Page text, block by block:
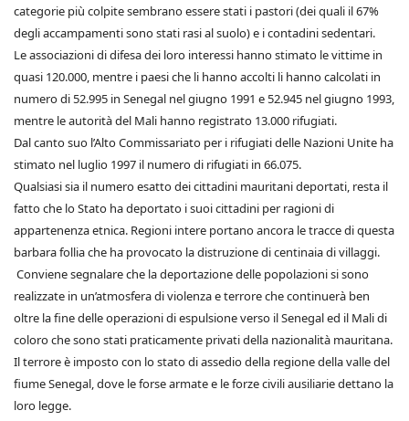
categorie più colpite sembrano essere stati i pastori (dei quali il 67%
degli accampamenti sono stati rasi al suolo) e i contadini sedentari.
Le associazioni di difesa dei loro interessi hanno stimato le vittime in
quasi 120.000, mentre i paesi che li hanno accolti li hanno calcolati in
numero di 52.995 in Senegal nel giugno 1991 e 52.945 nel giugno 1993,
mentre le autorità del Mali hanno registrato 13.000 rifugiati.
Dal canto suo l’Alto Commissariato per i rifugiati delle Nazioni Unite ha
stimato nel luglio 1997 il numero di rifugiati in 66.075.
Qualsiasi sia il numero esatto dei cittadini mauritani deportati, resta il
fatto che lo Stato ha deportato i suoi cittadini per ragioni di
appartenenza etnica. Regioni intere portano ancora le tracce di questa
barbara follia che ha provocato la distruzione di centinaia di villaggi.
Conviene segnalare che la deportazione delle popolazioni si sono
realizzate in un’atmosfera di violenza e terrore che continuerà ben
oltre la fine delle operazioni di espulsione verso il Senegal ed il Mali di
coloro che sono stati praticamente privati della nazionalità mauritana.
Il terrore è imposto con lo stato di assedio della regione della valle del
fiume Senegal, dove le forse armate e le forze civili ausiliarie dettano la
loro legge.